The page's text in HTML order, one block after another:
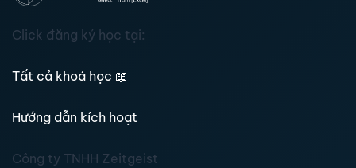
Click đăng ký học tại:
Tất cả khoá học 📖
Hướng dẫn kích hoạt
Công ty TNHH Zeitgeist